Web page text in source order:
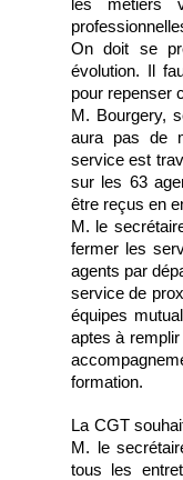
les métiers
On doit se
évolution. Il
pour repenser
M. Bourgery,
aura pas de
service est
sur les 63
être reçus en
M. le
fermer les
agents par
service de
équipes
aptes à remplir
formation.
La CGT
M. le
tous les